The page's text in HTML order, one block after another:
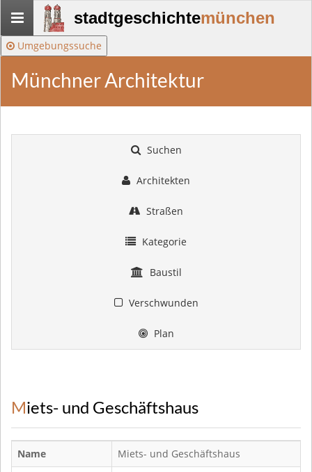
Stadtgeschichte-
München
stadtgeschichtemünchen
Umgebungssuche
Münchner Architektur
Suchen
Architekten
Straßen
Kategorie
Baustil
Verschwunden
Plan
Miets- und Geschäftshaus
Name
Miets- und Geschäftshaus